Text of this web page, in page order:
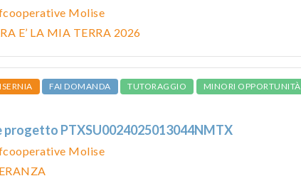
Molise
E’ LA MIA TERRA 2026
ISERNIA FAI DOMANDA TUTORAGGIO
MINORI OPPORTUNITÀ
progetto PTXSU0024025013044NMTX
Molise